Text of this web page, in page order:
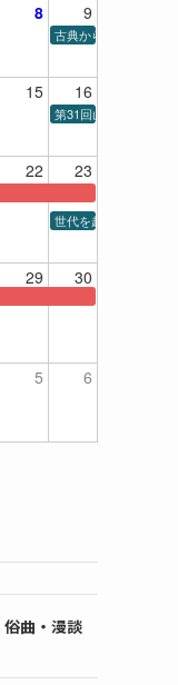
8 9
古典から現代まで
15 16
第31回山口高等学校
22 23
世代を超えてシャン
29 30
5 6
曲・漫談